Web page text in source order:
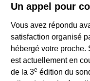
Un appel pour
Vous avez répondu
satisfaction organisé
hébergé votre
est actuellement en
de la 3e édition du